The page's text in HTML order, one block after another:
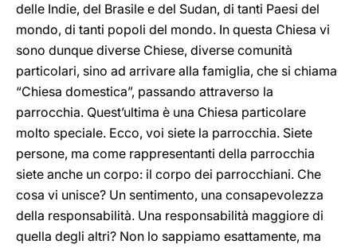
delle Indie, del Brasile e del Sudan, di tanti Paesi del
mondo, di tanti popoli del mondo. In questa Chiesa vi
sono dunque diverse Chiese, diverse comunità
particolari, sino ad arrivare alla famiglia, che si chiama
“Chiesa domestica”, passando attraverso la
parrocchia. Quest’ultima è una Chiesa particolare
molto speciale. Ecco, voi siete la parrocchia. Siete
persone, ma come rappresentanti della parrocchia
siete anche un corpo: il corpo dei parrocchiani. Che
cosa vi unisce? Un sentimento, una consapevolezza
della responsabilità. Una responsabilità maggiore di
quella degli altri? Non lo sappiamo esattamente, ma